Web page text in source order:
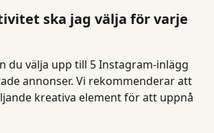
ska jag välja för varje
du välja upp till 5 Instagram-inlägg
annonser. Vi rekommenderar att
kreativa element för att uppnå